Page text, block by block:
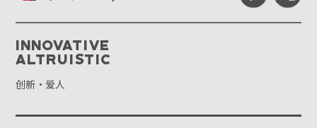
Innovative
Altruistic
创新·爱人